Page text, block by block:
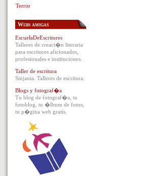
Terror
Webs amigas
EscuelaDeEscritores
Talleres de creaci�n literaria
para escritores aficionados,
profesionales e instituciones.
Taller de escritura
Sinjania. Talleres de escritura.
Blogs y fotograf�a
Tu blog de fotograf�a, tu
fotoblog, tu �lbum de fotos,
tu p�gina web gratis.